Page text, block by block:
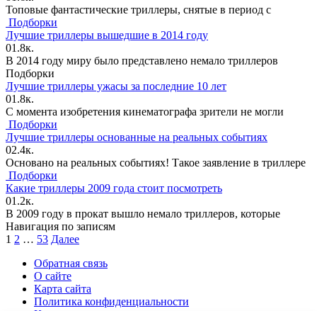
Топовые фантастические триллеры, снятые в период с
Подборки
Лучшие триллеры вышедшие в 2014 году
01.8к.
В 2014 году миру было представлено немало триллеров
Подборки
Лучшие триллеры ужасы за последние 10 лет
01.8к.
С момента изобретения кинематографа зрители не могли
Подборки
Лучшие триллеры основанные на реальных событиях
02.4к.
Основано на реальных событиях! Такое заявление в триллере
Подборки
Какие триллеры 2009 года стоит посмотреть
01.2к.
В 2009 году в прокат вышло немало триллеров, которые
Навигация по записям
1 2 … 53 Далее
Обратная связь
О сайте
Карта сайта
Политика конфиденциальности